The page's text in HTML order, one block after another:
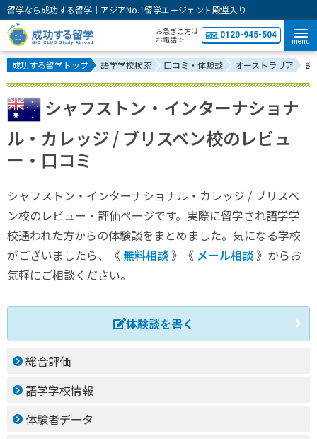
留学なら成功する留学｜アジアNo.1留学エージェント殿堂入り
お急ぎの方は
お電話で！
0120-945-504
menu
成功する留学トップ 語学学校検索 口コミ・体験談 オーストラリア 評
シャフストン・インターナショナ
ル・カレッジ / ブリスベン校のレビュ
ー・口コミ
シャフストン・インターナショナル・カレッジ / ブリスベ
ン校のレビュー・評価ページです。実際に留学され語学学
校通われた方からの体験談をまとめました。気になる学校
がございましたら、《 無料相談 》《 メール相談 》からお
気軽にご相談ください。
体験談を書く
総合評価
語学学校情報
体験者データ